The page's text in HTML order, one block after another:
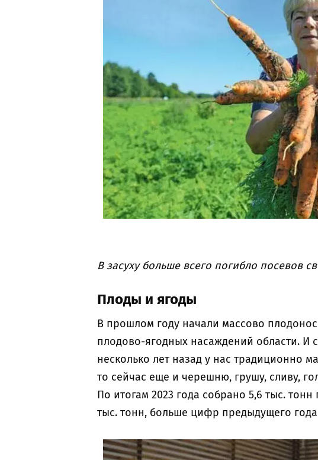
В засуху больше всего погибло посевов
Плоды и ягоды
В прошлом году начали массово
плодово-ягодных насаждений области. И
несколько лет назад у нас традиционно
то сейчас еще и черешню, грушу, сливу,
По итогам 2023 года собрано 5,6 тыс.
тыс. тонн, больше цифр предыдущего